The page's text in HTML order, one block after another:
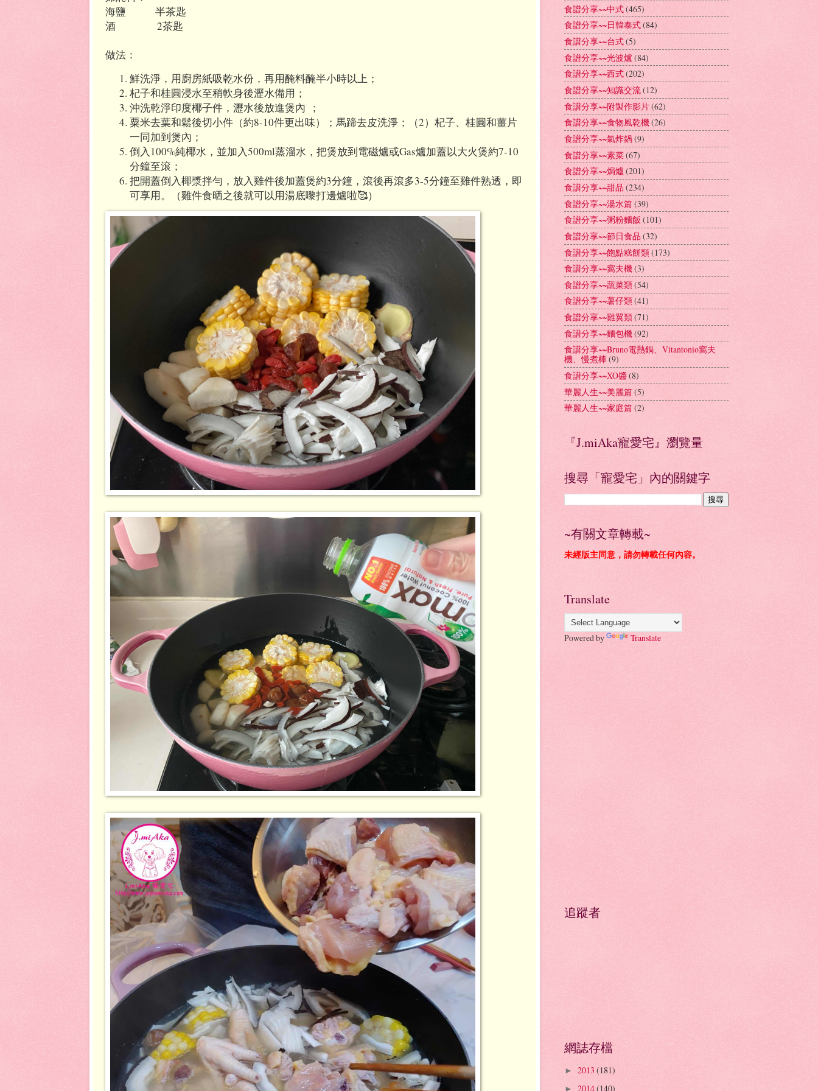
海鹽
半茶匙
酒
2茶匙
做法：
鮮洗淨，用廚房紙吸乾水份，再用醃料醃半小時以上；
杞子和桂圓浸水至稍軟身後瀝水備用；
沖洗乾淨印度椰子件，瀝水後放進煲內
；
粟米去葉和鬆後切小件（約8-10件更出味）；馬蹄去皮洗淨 ；（2）杞子、桂圓和薑片
一同加到煲內；
倒入 100%純椰水，並加入500ml蒸溜水，把煲放到電磁爐或Gas爐加蓋以大火煲約7-10
分鐘至滾；
把開蓋倒入椰漿拌勻，放入雞件後加蓋煲約3分鐘，滾後再滾多3-5分鐘至雞件熟透， 即
可享用。（雞件食晒之後就可以用湯底嚟打邊爐啦🥰）
食譜分享~~中式(465)
食譜分享~~日韓泰式(84)
食譜分享~~台式(5)
食譜分享~~光波爐 (84)
食譜分享~~西式(202)
食譜分享~~知識交流(12)
食譜分享~~附製作影片(62)
食譜分享~~食物風乾機(26)
食譜分享~~氣炸鍋(9)
食譜分享~~素菜(67)
食譜分享~~焗爐 (201)
食譜分享~~甜品 (234)
食譜分享~~湯水篇(39)
食譜分享~~粥粉麵飯 (101)
食譜分享~~節日食品 (32)
食譜分享~~飽點糕餅類(173)
食譜分享~~窩夫機(3)
食譜分享~~蔬菜類(54)
食譜分享~~薯仔類(41)
食譜分享~~雞翼類(71)
食譜分享~~麵包機(92)
食譜分享~~Bruno電熱鍋、Vitantonio窩夫
機、慢煮棒(9)
食譜分享~~XO醬(8)
華麗人生~~美麗篇(5)
華麗人生~~家庭篇(2)
『J.miAka寵愛宅』瀏覽量
搜尋「寵愛宅」內的關鍵字
~有關文章轉載~
未經版主同意，請勿轉載任何內容。
Translate
Powered by Translate
追蹤者
網誌存檔
► 2013 (181)
► 2014(140)